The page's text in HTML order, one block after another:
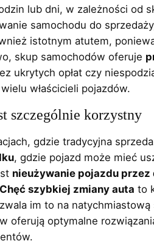
lub dni, w zależności od
samochodu do
istotnym atutem,
skup samochodów oferuje
ukrytych opłat czy
właścicieli pojazdów.
szczególnie korzystny
gdzie tradycyjna
, gdzie pojazd może mieć
nieużywanie pojazdu przez
Chęć szybkiej zmiany auta to
im to na
oferują optymalne